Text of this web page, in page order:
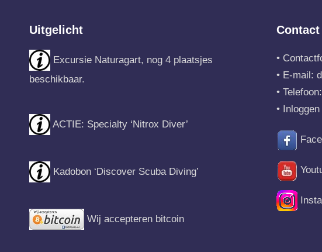
Uitgelicht
Excursie Naturagart, nog 4 plaatsjes
beschikbaar.
ACTIE: Specialty ‘Nitrox Diver’
Kadobon ‘Discover Scuba Diving’
Wij accepteren bitcoin
Contact
•
• E-mail:
• Telefoon:
•